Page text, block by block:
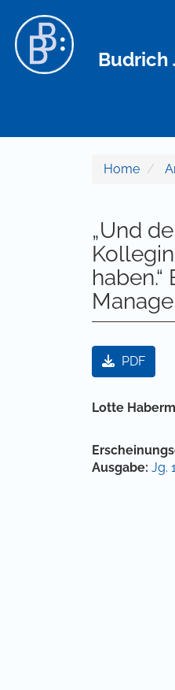
Hauptinhalt
Sidebar
Budrich
Home
„Und
Artikel-
PDF
Lotte
Artikel-
Ausgabe: Jg.